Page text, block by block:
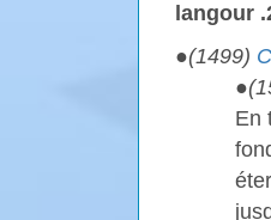
langour
●(1499)
●
En